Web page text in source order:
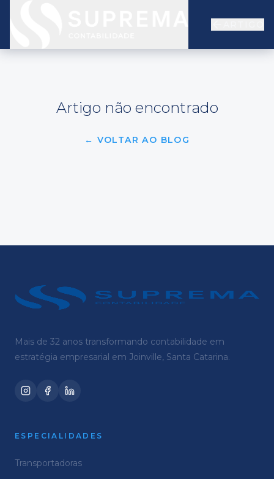
Artigo não encontrado
← VOLTAR AO BLOG
Mais de 32 anos transformando contabilidade em
estratégia empresarial em Joinville, Santa Catarina.
ESPECIALIDADES
Transportadoras